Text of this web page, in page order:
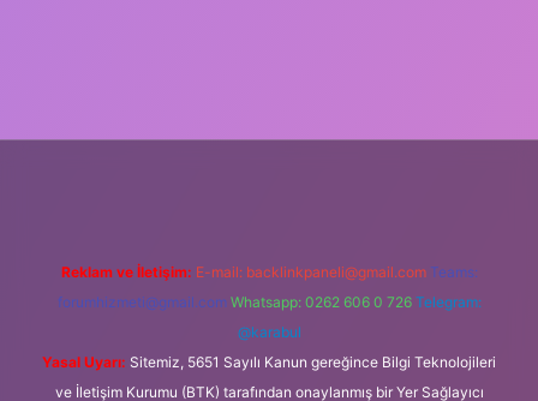
Reklam ve İletişim: E-mail: backlinkpaneli@gmail.com Teams:
forumhizmeti@gmail.com Whatsapp: 0262 606 0 726 Telegram:
@karabul
Yasal Uyarı: Sitemiz, 5651 Sayılı Kanun gereğince Bilgi Teknolojileri
ve İletişim Kurumu (BTK) tarafından onaylanmış bir Yer Sağlayıcı